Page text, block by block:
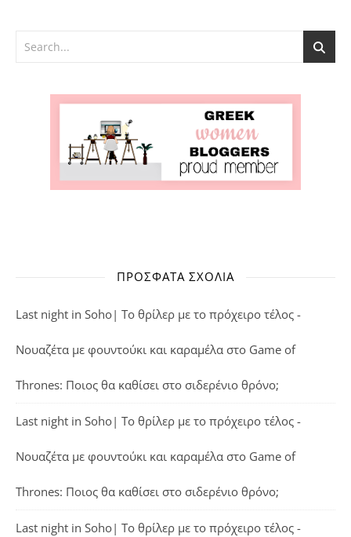
ΠΡΌΣΦΑΤΑ ΣΧΌΛΙΑ
Last night in Soho| Το θρίλερ με το πρόχειρο τέλος -
Νουαζέτα με φουντούκι και καραμέλα στο Game of
Thrones: Ποιος θα καθίσει στο σιδερένιο θρόνο;
Last night in Soho| Το θρίλερ με το πρόχειρο τέλος -
Νουαζέτα με φουντούκι και καραμέλα στο Game of
Thrones: Ποιος θα καθίσει στο σιδερένιο θρόνο;
Last night in Soho| Το θρίλερ με το πρόχειρο τέλος -